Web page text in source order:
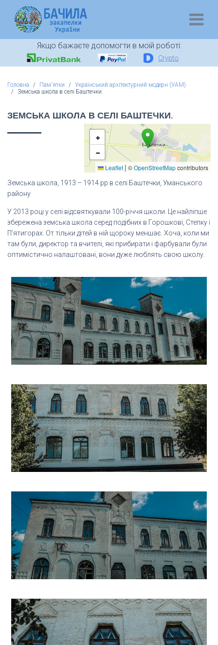
Якщо бажаєте допомогти в моїй роботі:
Crypto
Головна Пам'ятки
Український архітектурний модерн (УАМ)
Земська школа в селі Баштечки.
ЗЕМСЬКА ШКОЛА В СЕЛІ БАШТЕЧКИ.
+
−
Leaflet | ©OpenStreetMapcontributors
Земська школа, 1913 – 1914 рр в селі Баштечки, Уманського
району
У 2013 році у селі відсвяткували 100-річчя школи. Це найліпше
збережена земська школа серед подібних в Горошкові, Степку і
П’ятигорах. От тільки дітей в ній щороку меншає. Хоча, коли ми
там були, директор та вчителі, які прибирати і фарбували були
оптимістично налаштовані, вони дуже люблять свою школу.